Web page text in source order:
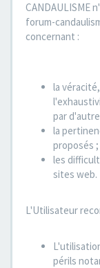
CANDAULISME
forum-
concernant :
la
par
la
proposés ;
les
sites web.
L'Utilisateur
périls